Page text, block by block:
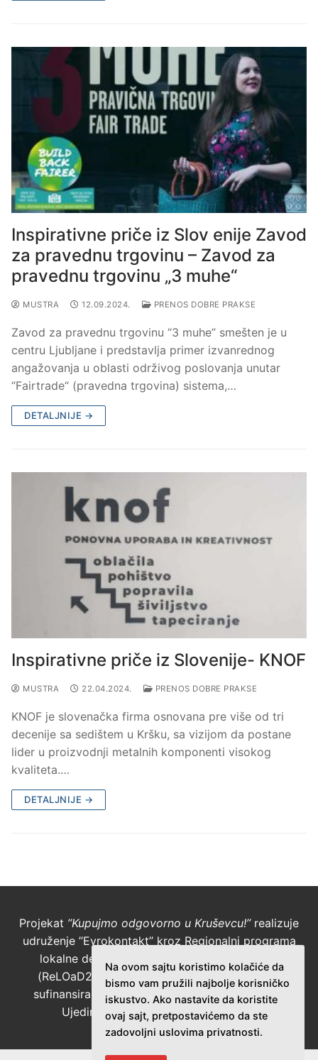
Inspirativne priče iz Slov enije Zavod
za pravednu trgovinu – Zavod za
pravednu trgovinu „3 muhe“
MUSTRA 12.09.2024. PRENOS DOBRE PRAKSE
Zavod za pravednu trgovinu “3 muhe” smešten je u
centru Ljubljane i predstavlja primer izvanrednog
angažovanja u oblasti održivog poslovanja unutar
“Fairtrade“ (pravedna trgovina) sistema,…
DETALJNIJE →
Inspirativne priče iz Slovenije- KNOF
MUSTRA 22.04.2024. PRENOS DOBRE PRAKSE
KNOF je slovenačka firma osnovana pre više od tri
decenije sa sedištem u Kršku, sa vizijom da postane
lider u proizvodnji metalnih komponenti visokog
kvaliteta.…
DETALJNIJE →
Projekat ’’Kupujmo odgovorno u Kruševcu!’’ realizuje
udruženje ’’Evrokontakt’’ kroz Regionalni programa
lokalne demokratije na Zapadnom Balkanu 2
(ReLOaD2) koji finansira Evropska unija (EU),
sufinansira grad Kruševac, a sprovodi Program
Ujedinjenih nacija za razvoj (UNDP).
Na ovom sajtu koristimo kolačiće da
bismo vam pružili najbolje korisničko
iskustvo. Ako nastavite da koristite
ovaj sajt, pretpostavićemo da ste
zadovoljni uslovima privatnosti.